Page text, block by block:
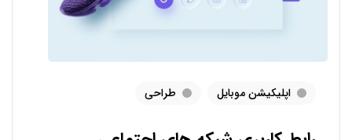
اپلیکیشن موبایل طراحی